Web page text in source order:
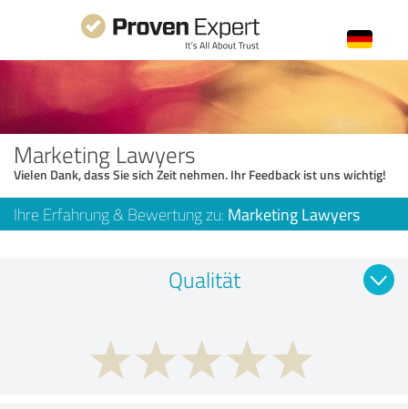
Marketing Lawyers
Vielen Dank, dass Sie sich Zeit nehmen. Ihr Feedback ist uns wichtig!
Ihre Erfahrung & Bewertung zu: Marketing Lawyers
Qualität